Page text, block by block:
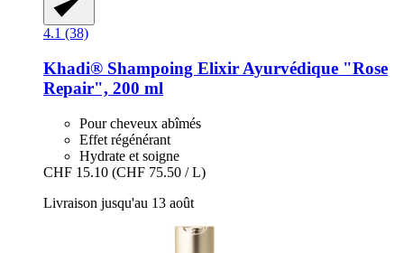
4.1 (38)
Khadi® Shampoing Elixir Ayurvédique "Rose
Repair", 200 ml
Pour cheveux abîmés
Effet régénérant
Hydrate et soigne
CHF 15.10 (CHF 75.50 / L)
Livraison jusqu'au 13 août